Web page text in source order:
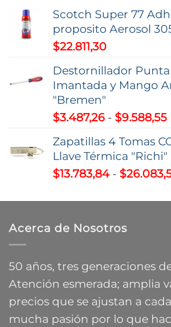
Scotch Super 77
proposito Aerosol
$22.811,30
Destornillador
Imantada y Mango
"Bremen"
$3.487,26 - $9.588,55
Zapatillas 4 Tomas
Llave Térmica "Richi"
$13.783,84 - $
Acerca de Nosotros
50 años, tres generaciones
Atención esmerada; amplia
precios que se ajustan a
mucha pasión por lo que